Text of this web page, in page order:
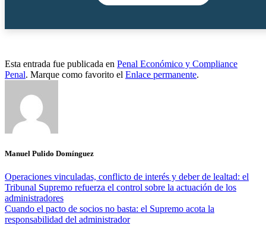
Esta entrada fue publicada en Penal Económico y Compliance
Penal. Marque como favorito el Enlace permanente.
Manuel Pulido Domínguez
Operaciones vinculadas, conflicto de interés y deber de lealtad: el
Tribunal Supremo refuerza el control sobre la actuación de los
administradores
Cuando el pacto de socios no basta: el Supremo acota la
responsabilidad del administrador